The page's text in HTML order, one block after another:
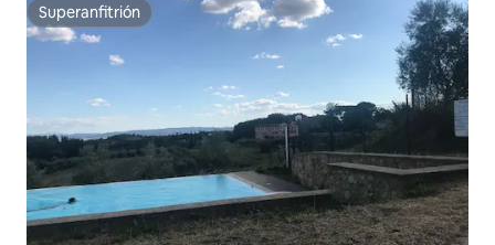
Superanfitrión
Superanfitrión